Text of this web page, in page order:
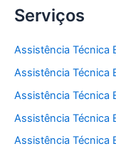
Serviços
Assistência Técnica
Assistência Técnica
Assistência Técnica
Assistência Técnica
Assistência Técnica